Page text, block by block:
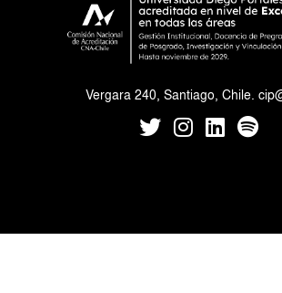
Vergara 240, Santiago, Chile.